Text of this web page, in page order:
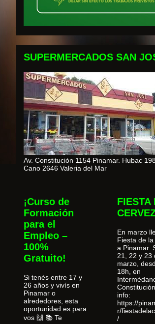
SUPERMERCADOS SAN
Av. Constitución 1154 Pinamar. Hubac
Cano 2646 Valeria del Mar
¡Curso de
Formación
para el
Empleo –
100%
Gratuito!
Si tenés entre 17 y
26 años y vivís en
Pinamar o
alrededores, esta
oportunidad es para
vos 🙌 📚 Te
FIESTA
En marzo
Fiesta de
a Pinamar.
21, 22 y 23
marzo,
18h, en
info:
https://
r/
/